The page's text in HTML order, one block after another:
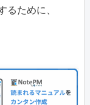
るために、